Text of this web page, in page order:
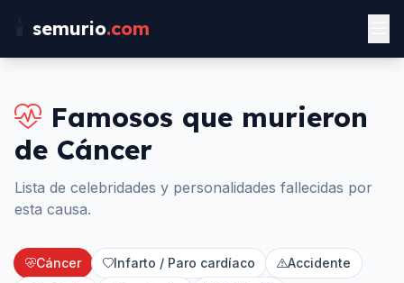
semurio.com
Famosos que murieron
de Cáncer
Lista de celebridades y personalidades fallecidas por
esta causa.
Cáncer Infarto / Paro cardíaco
Accidente